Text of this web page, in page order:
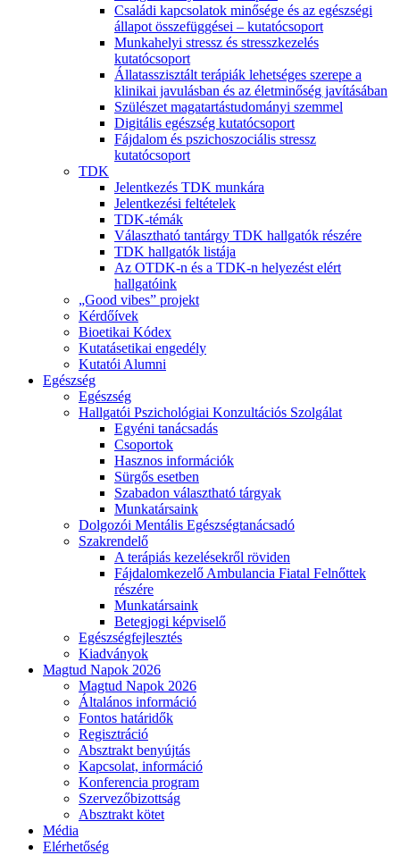
Családi kapcsolatok minősége és az egészségi
állapot összefüggései – kutatócsoport
Munkahelyi stressz és stresszkezelés
kutatócsoport
Állatasszisztált terápiák lehetséges szerepe a
klinikai javulásban és az életminőség javításában
Szülészet magatartástudományi szemmel
Digitális egészség kutatócsoport
Fájdalom és pszichoszociális stressz
kutatócsoport
TDK
Jelentkezés TDK munkára
Jelentkezési feltételek
TDK-témák
Választható tantárgy TDK hallgatók részére
TDK hallgatók listája
Az OTDK-n és a TDK-n helyezést elért
hallgatóink
„Good vibes” projekt
Kérdőívek
Bioetikai Kódex
Kutatásetikai engedély
Kutatói Alumni
Egészség
Egészség
Hallgatói Pszichológiai Konzultációs Szolgálat
Egyéni tanácsadás
Csoportok
Hasznos információk
Sürgős esetben
Szabadon választható tárgyak
Munkatársaink
Dolgozói Mentális Egészségtanácsadó
Szakrendelő
A terápiás kezelésekről röviden
Fájdalomkezelő Ambulancia Fiatal Felnőttek
részére
Munkatársaink
Betegjogi képviselő
Egészségfejlesztés
Kiadványok
Magtud Napok 2026
Magtud Napok 2026
Általános információ
Fontos határidők
Regisztráció
Absztrakt benyújtás
Kapcsolat, információ
Konferencia program
Szervezőbizottság
Absztrakt kötet
Média
Elérhetőség